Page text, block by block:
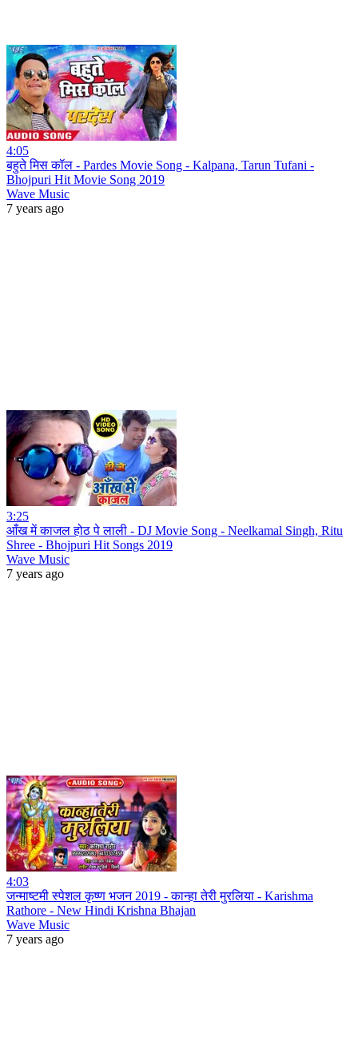
4:05
बहुते मिस कॉल - Pardes Movie Song - Kalpana, Tarun Tufani -
Bhojpuri Hit Movie Song 2019
Wave Music
7 years ago
3:25
आँख में काजल होठ पे लाली - DJ Movie Song - Neelkamal Singh, Ritu
Shree - Bhojpuri Hit Songs 2019
Wave Music
7 years ago
4:03
जन्माष्टमी स्पेशल कृष्ण भजन 2019 - कान्हा तेरी मुरलिया - Karishma
Rathore - New Hindi Krishna Bhajan
Wave Music
7 years ago